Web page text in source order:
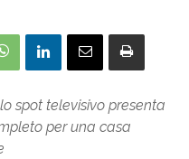
spot televisivo presenta
per una casa